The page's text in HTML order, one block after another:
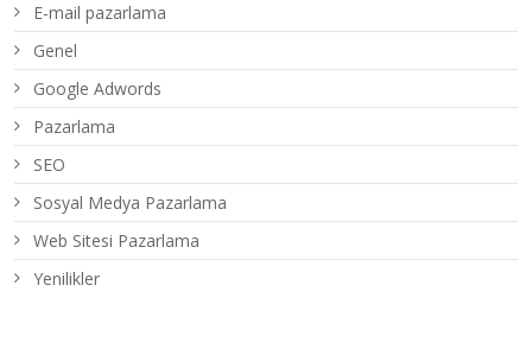
E-mail pazarlama
Genel
Google Adwords
Pazarlama
SEO
Sosyal Medya Pazarlama
Web Sitesi Pazarlama
Yenilikler